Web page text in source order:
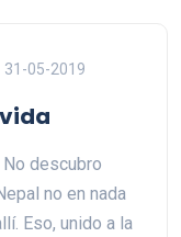
31-05-2019
descubro
no en nada
Eso, unido a la